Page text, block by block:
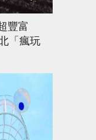
豐富
「瘋玩